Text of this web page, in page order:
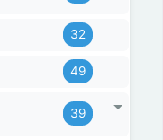
32
49
39